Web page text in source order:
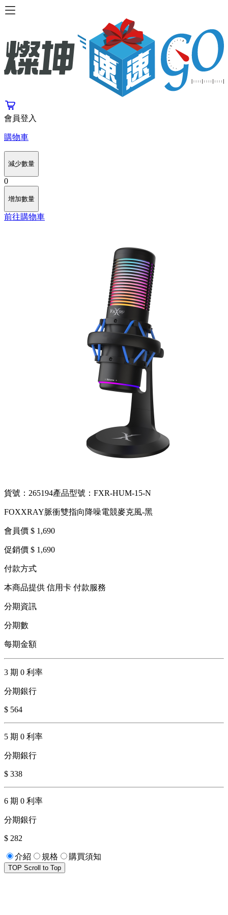
會員登入
購物車
減少數量
0
增加數量
前往購物車
貨號：265194產品型號：FXR-HUM-15-N
FOXXRAY脈衝雙指向降噪電競麥克風-黑
會員價 $ 1,690
促銷價 $ 1,690
付款方式
本商品提供 信用卡 付款服務
分期資訊
分期數
每期金額
3 期 0 利率
分期銀行
$ 564
5 期 0 利率
分期銀行
$ 338
6 期 0 利率
分期銀行
$ 282
介紹 規格 購買須知
TOP Scroll to Top